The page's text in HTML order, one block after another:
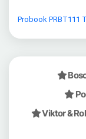
Probook PRBT111
Viktor &